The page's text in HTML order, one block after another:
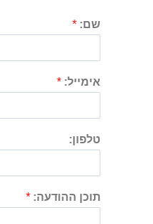
שם: *
אימייל: *
טלפון:
תוכן ההודעה: *